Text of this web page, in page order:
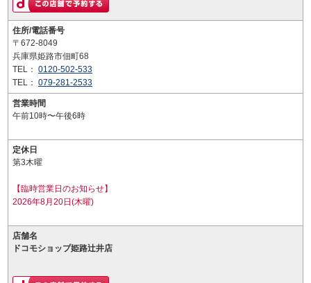
住所/電話番号
〒672-8049
兵庫県姫路市佃町68
TEL： 0120-502-533
TEL： 079-281-2533
営業時間
午前10時〜午後6時
定休日
第3木曜
【臨時営業日のお知らせ】
2026年8月20日(木曜)
店舗名
ドコモショップ姫路辻井店